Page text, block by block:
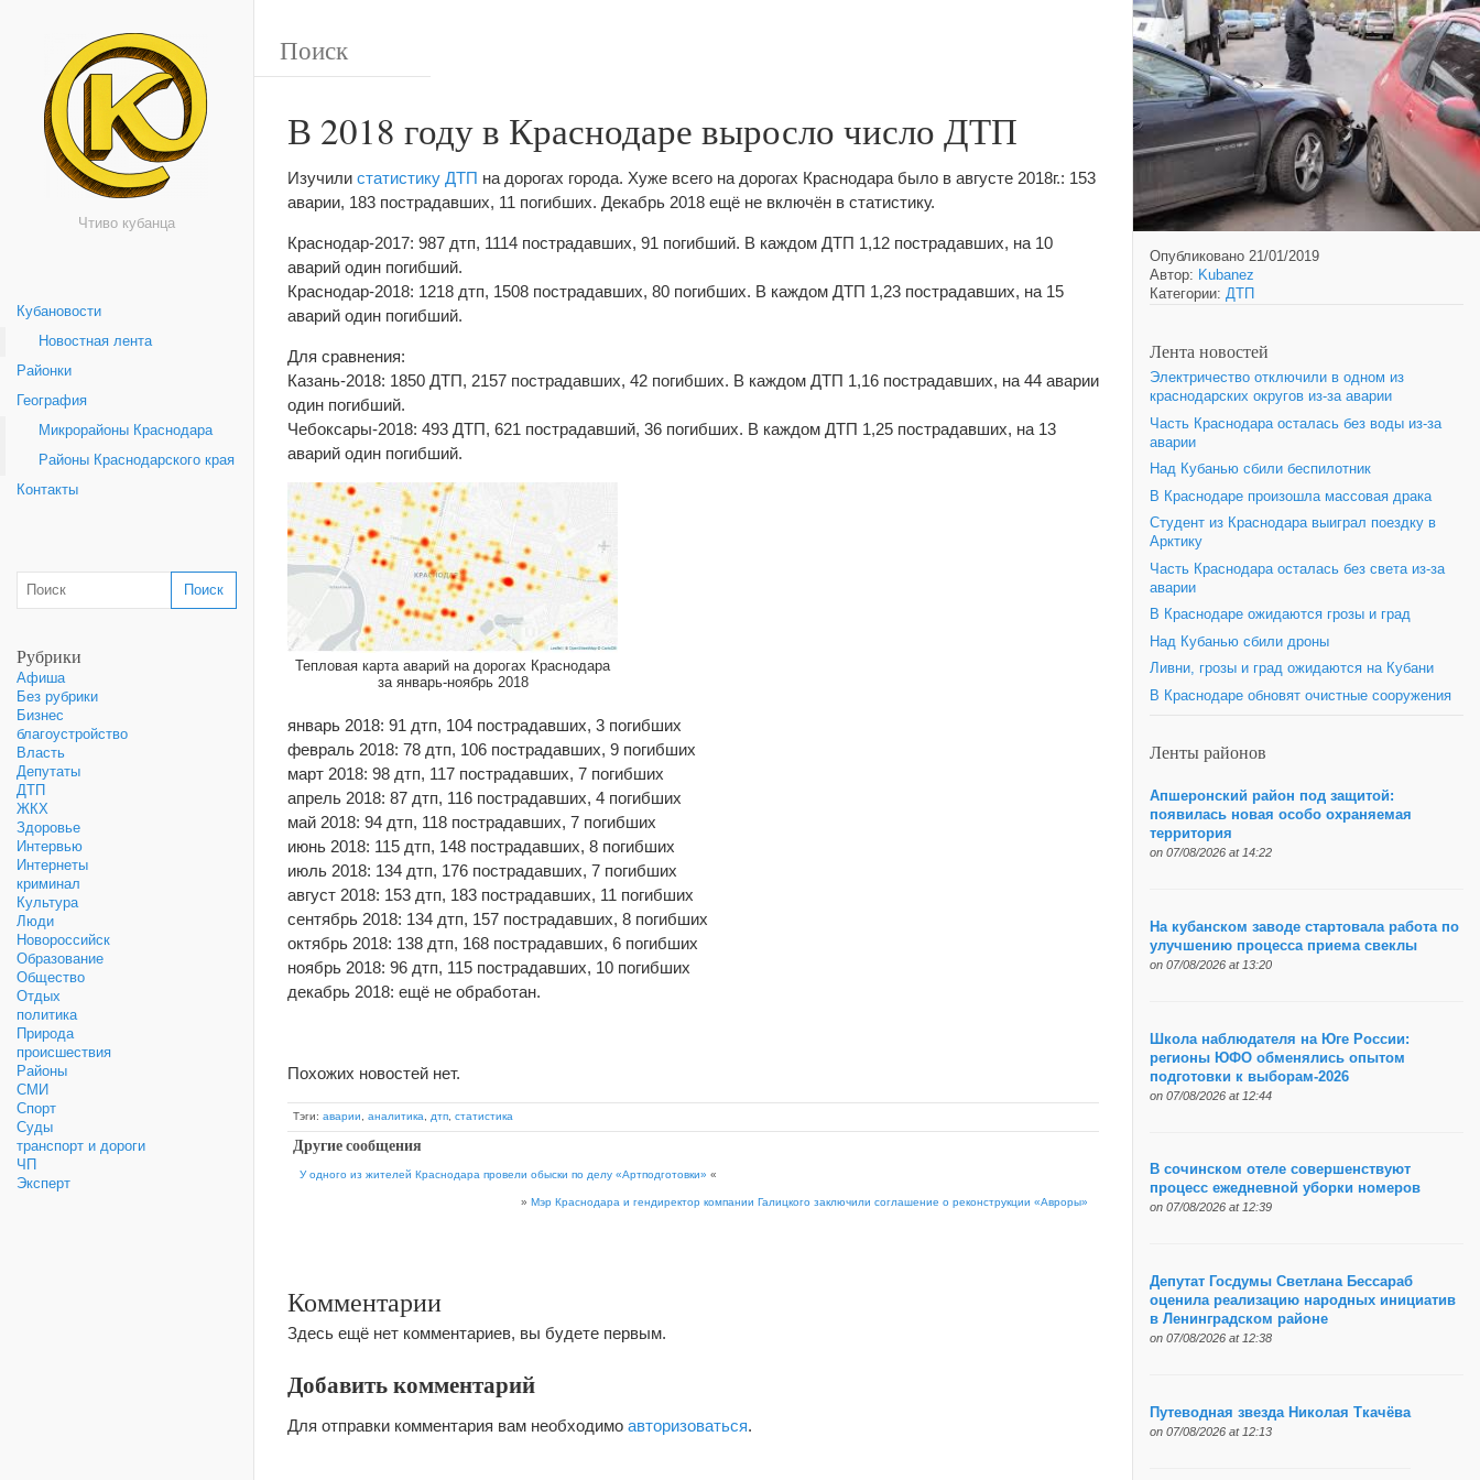
Чтиво кубанца
Кубановости
Новостная лента
Районки
География
Микрорайоны Краснодара
Районы Краснодарского края
Контакты
Рубрики
Афиша
Без рубрики
Бизнес
благоустройство
Власть
Депутаты
ДТП
ЖКХ
Здоровье
Интервью
Интернеты
криминал
Культура
Люди
Новороссийск
Образование
Общество
Отдых
политика
Природа
происшествия
Районы
СМИ
Спорт
Суды
транспорт и дороги
ЧП
Эксперт
В 2018 году в Краснодаре выросло число ДТП
Изучили статистику ДТП на дорогах города. Хуже всего на дорогах Краснодара было в августе 2018г.: 153
аварии, 183 пострадавших, 11 погибших. Декабрь 2018 ещё не включён в статистику.
Краснодар-2017: 987 дтп, 1114 пострадавших, 91 погибший. В каждом ДТП 1,12 пострадавших, на 10
аварий один погибший.
Краснодар-2018: 1218 дтп, 1508 пострадавших, 80 погибших. В каждом ДТП 1,23 пострадавших, на 15
аварий один погибший.
Для сравнения:
Казань-2018: 1850 ДТП, 2157 пострадавших, 42 погибших. В каждом ДТП 1,16 пострадавших, на 44 аварии
один погибший.
Чебоксары-2018: 493 ДТП, 621 пострадавший, 36 погибших. В каждом ДТП 1,25 пострадавших, на 13
аварий один погибший.
Тепловая карта аварий на дорогах Краснодара
за январь-ноябрь 2018
январь 2018: 91 дтп, 104 пострадавших, 3 погибших
февраль 2018: 78 дтп, 106 пострадавших, 9 погибших
март 2018: 98 дтп, 117 пострадавших, 7 погибших
апрель 2018: 87 дтп, 116 пострадавших, 4 погибших
май 2018: 94 дтп, 118 пострадавших, 7 погибших
июнь 2018: 115 дтп, 148 пострадавших, 8 погибших
июль 2018: 134 дтп, 176 пострадавших, 7 погибших
август 2018: 153 дтп, 183 пострадавших, 11 погибших
сентябрь 2018: 134 дтп, 157 пострадавших, 8 погибших
октябрь 2018: 138 дтп, 168 пострадавших, 6 погибших
ноябрь 2018: 96 дтп, 115 пострадавших, 10 погибших
декабрь 2018: ещё не обработан.
Похожих новостей нет.
Тэги: аварии аналитика дтп статистика
Другие сообщения
У одного из жителей Краснодара провели обыски по делу «Артподготовки» «
» Мэр Краснодара и гендиректор компании Галицкого заключили соглашение о реконструкции «Авроры»
Комментарии
Здесь ещё нет комментариев, вы будете первым.
Добавить комментарий
Для отправки комментария вам необходимо авторизоваться.
Опубликовано 21/01/2019
Автор: Kubanez
Категории: ДТП
Лента новостей
Электричество отключили в одном из
краснодарских округов из-за аварии
Часть Краснодара осталась без воды из-за
аварии
Над Кубанью сбили беспилотник
В Краснодаре произошла массовая драка
Студент из Краснодара выиграл поездку в
Арктику
Часть Краснодара осталась без света из-за
аварии
В Краснодаре ожидаются грозы и град
Над Кубанью сбили дроны
Ливни, грозы и град ожидаются на Кубани
В Краснодаре обновят очистные сооружения
Ленты районов
Апшеронский район под защитой:
появилась новая особо охраняемая
территория
on 07/08/2026 at 14:22
На кубанском заводе стартовала работа по
улучшению процесса приема свеклы
on 07/08/2026 at 13:20
Школа наблюдателя на Юге России:
регионы ЮФО обменялись опытом
подготовки к выборам-2026
on 07/08/2026 at 12:44
В сочинском отеле совершенствуют
процесс ежедневной уборки номеров
on 07/08/2026 at 12:39
Депутат Госдумы Светлана Бессараб
оценила реализацию народных инициатив
в Ленинградском районе
on 07/08/2026 at 12:38
Путеводная звезда Николая Ткачёва
on 07/08/2026 at 12:13